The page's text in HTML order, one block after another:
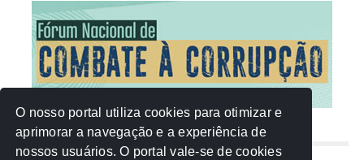
NUVEM DE TAGS
O nosso portal utiliza cookies para otimizar e
aprimorar a navegação e a experiência de
nossos usuários. O portal vale-se de cookies